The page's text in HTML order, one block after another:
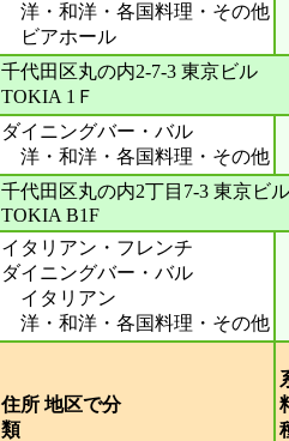
洋・和洋・各国料理・その他
ビアホール
千代田区丸の内2-7-3 東京ビル
TOKIA 1Ｆ
ダイニングバー・バル
洋・和洋・各国料理・その他
千代田区丸の内2丁目7-3 東京ビル
TOKIA B1F
イタリアン・フレンチ
ダイニングバー・バル
イタリアン
洋・和洋・各国料理・その他
住所 地区で分
類